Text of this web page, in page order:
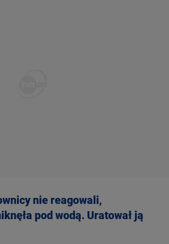
nie reagowali,
pod wodą. Uratował ją